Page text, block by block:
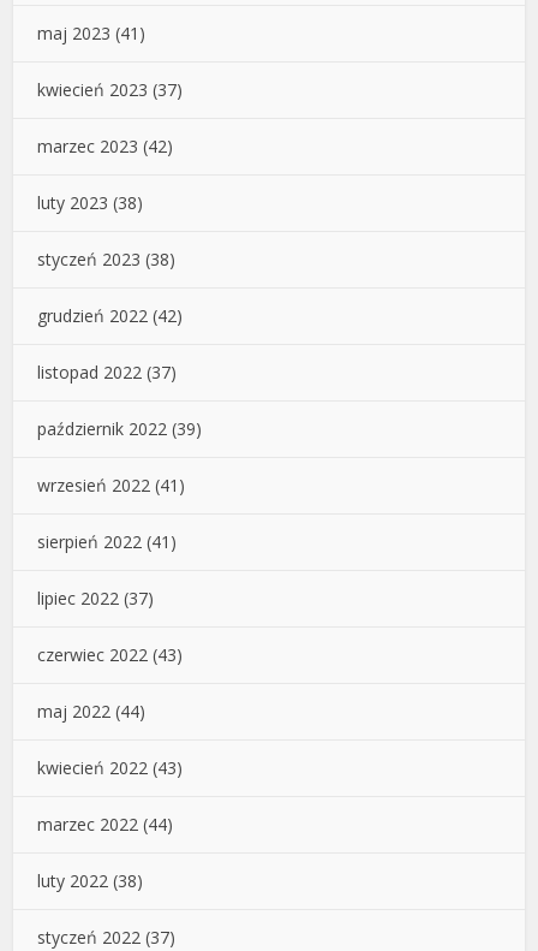
maj 2023 (41)
kwiecień 2023 (37)
marzec 2023 (42)
luty 2023 (38)
styczeń 2023 (38)
grudzień 2022 (42)
listopad 2022 (37)
październik 2022 (39)
wrzesień 2022 (41)
sierpień 2022 (41)
lipiec 2022 (37)
czerwiec 2022 (43)
maj 2022 (44)
kwiecień 2022 (43)
marzec 2022 (44)
luty 2022 (38)
styczeń 2022 (37)